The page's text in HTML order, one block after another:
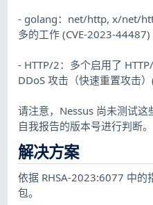
- golang：net/http, x/net/
多的工作 (CVE-2023-
- HTTP/2：多个启用了
DDoS 攻击（快速重置攻击
请注意，Nessus 尚未测试
自我报告的版本号进行判断。
解决方案
依据 RHSA-2023:6077 中的
包。